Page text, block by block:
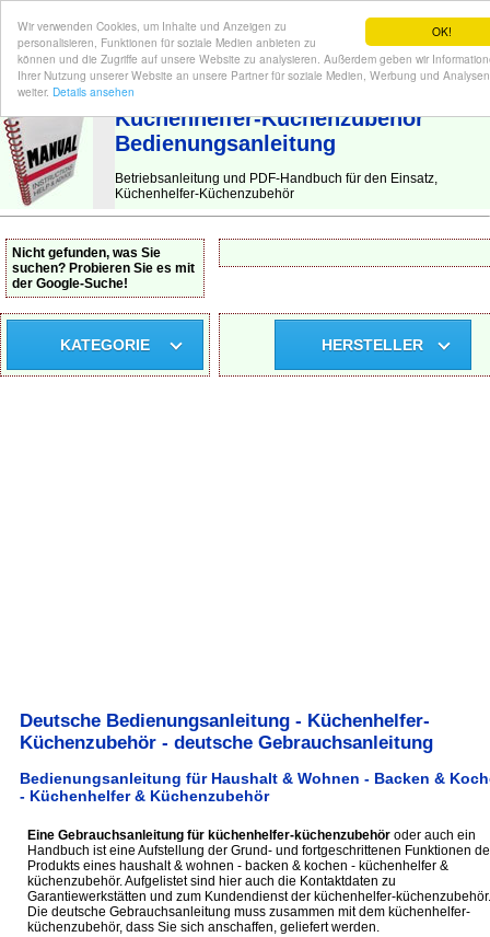
OK!
Wir verwenden Cookies, um Inhalte und Anzeigen zu
personalisieren, Funktionen für soziale Medien anbieten zu
können und die Zugriffe auf unsere Website zu analysieren. Außerdem geben wir
Ihrer Nutzung unserer Website an unsere Partner für soziale Medien, Werbung und Analysen
weiter. Details ansehen
BEDIENUNGSANLEITUNG | Hier finden Sie die deutsche Anleitung!
Küchenhelfer-Küchenzubehör
Bedienungsanleitung
Betriebsanleitung und PDF-Handbuch für den Einsatz,
Küchenhelfer-Küchenzubehör
Nicht gefunden, was Sie
suchen? Probieren Sie es mit
der Google-Suche!
KATEGORIE HERSTELLER
Deutsche Bedienungsanleitung - Küchenhelfer-
Küchenzubehör - deutsche Gebrauchsanleitung
Bedienungsanleitung für Haushalt & Wohnen - Backen &
- Küchenhelfer & Küchenzubehör
Eine Gebrauchsanleitung für küchenhelfer-küchenzubehöroder auch ein
Handbuch ist eine Aufstellung der Grund- und fortgeschrittenen Funktionen
Produkts eines haushalt & wohnen - backen & kochen - küchenhelfer &
küchenzubehör. Aufgelistet sind hier auch die Kontaktdaten zu
Garantiewerkstätten und zum Kundendienst der küchenhelfer-küchenzubehör.
Die deutsche Gebrauchsanleitung muss zusammen mit dem küchenhelfer-
küchenzubehör, dass Sie sich anschaffen, geliefert werden.